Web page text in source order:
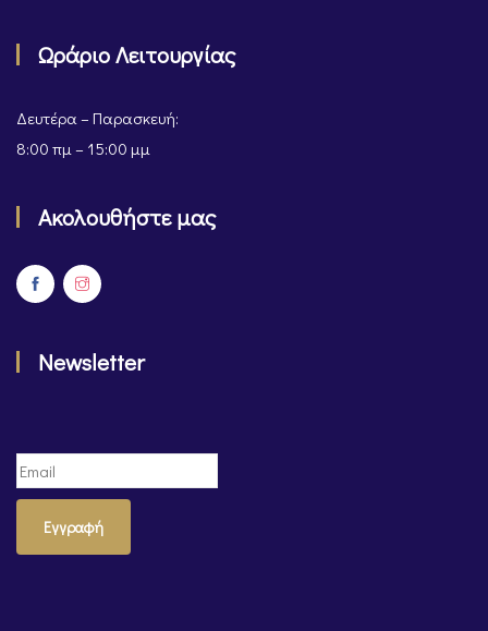
Ωράριο Λειτουργίας
Δευτέρα – Παρασκευή:
8:00 πμ – 15:00 μμ
Ακολουθήστε μας
Newsletter
Εγγραφή